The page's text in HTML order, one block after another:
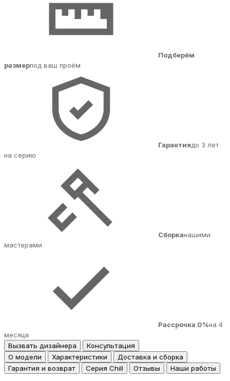
Подберём
размерпод ваш проём
Гарантиядо 3 лет
на серию
Сборканашими
мастерами
Рассрочка 0%на 4
месяца
Вызвать дизайнера
Консультация
О модели
Характеристики
Доставка и сборка
Гарантия и возврат
Серия Chill Отзывы Наши работы